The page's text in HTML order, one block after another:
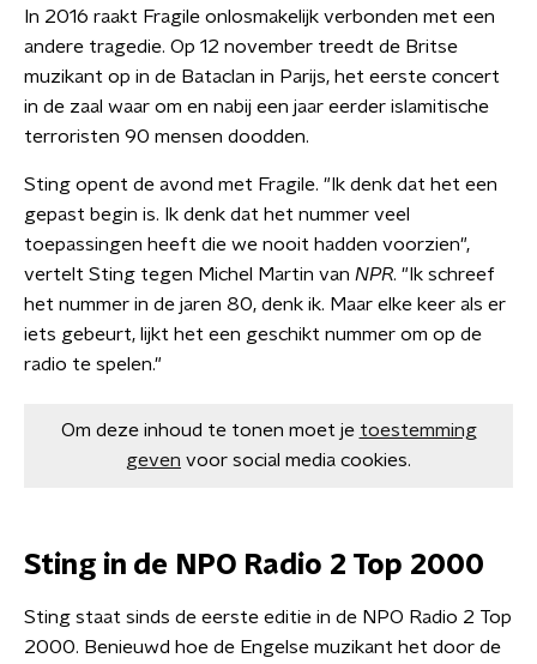
In 2016 raakt Fragile onlosmakelijk verbonden met een
andere tragedie. Op 12 november treedt de Britse
muzikant op in de Bataclan in Parijs, het eerste concert
in de zaal waar om en nabij een jaar eerder islamitische
terroristen 90 mensen doodden.
Sting opent de avond met Fragile. "Ik denk dat het een
gepast begin is. Ik denk dat het nummer veel
toepassingen heeft die we nooit hadden voorzien",
vertelt Sting tegen Michel Martin van NPR. "Ik schreef
het nummer in de jaren 80, denk ik. Maar elke keer als er
iets gebeurt, lijkt het een geschikt nummer om op de
radio te spelen."
Om deze inhoud te tonen moet je toestemming
geven voor social media cookies.
Sting in de NPO Radio 2 Top 2000
Sting staat sinds de eerste editie in de NPO Radio 2 Top
2000. Benieuwd hoe de Engelse muzikant het door de